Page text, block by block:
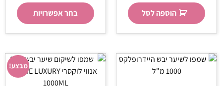
הוספה לסל בחר אפשרויות
מבצע!